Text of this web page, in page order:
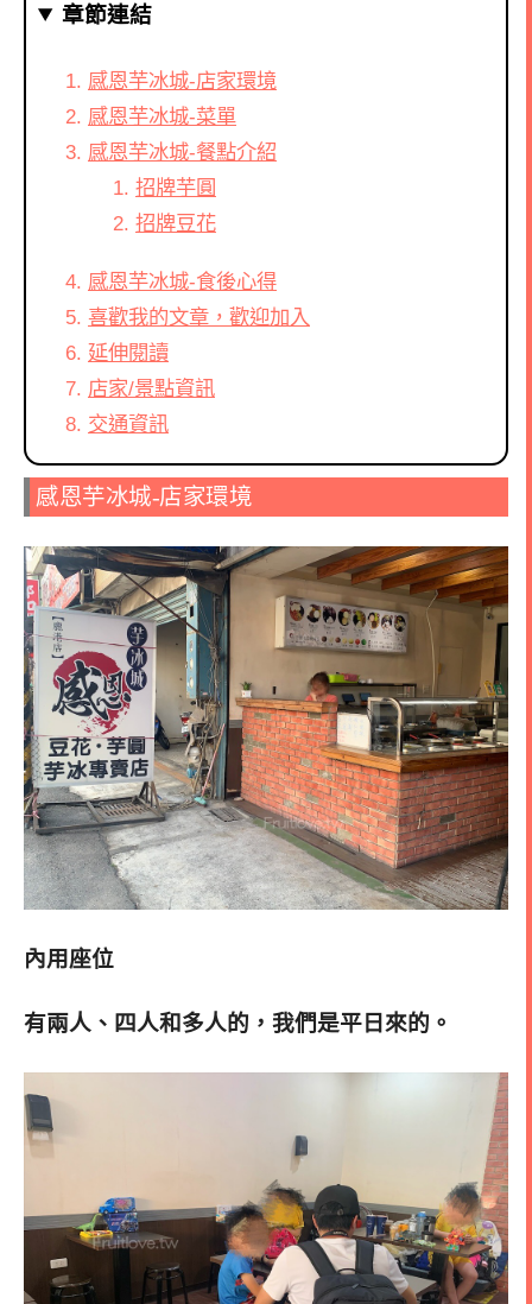
章節連結
感恩芋冰城-店家環境
感恩芋冰城-菜單
感恩芋冰城-餐點介紹
招牌芋圓
招牌豆花
感恩芋冰城-食後心得
喜歡我的文章，歡迎加入
延伸閱讀
店家/景點資訊
交通資訊
感恩芋冰城-店家環境
內用座位
有兩人、四人和多人的，我們是平日來的 。